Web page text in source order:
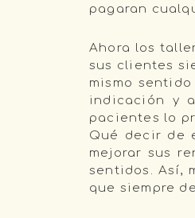
pagaran
Ahora los
sus clientes
mismo
indicación y
pacientes lo
Qué decir de
mejorar sus
sentidos. Así,
que siempre